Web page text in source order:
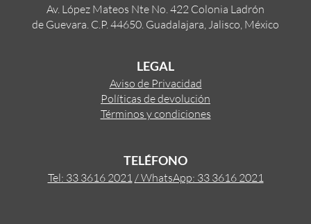
Av. López Mateos Nte No. 422 Colonia Ladrón
de Guevara. C.P. 44650. Guadalajara, Jalisco, México
LEGAL
Aviso de Privacidad
Políticas de devolución
Términos y condiciones
TELÉFONO
Tel: 33 3616 2021 / WhatsApp: 33 3616 2021